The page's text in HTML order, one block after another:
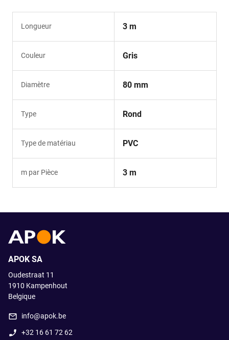
Longueur 3 m
Couleur Gris
Diamètre 80 mm
Type Rond
Type de matériau PVC
m par Pièce 3 m
APOK SA
Oudestraat 11
1910 Kampenhout
Belgique
info@apok.be
+32 16 61 72 62